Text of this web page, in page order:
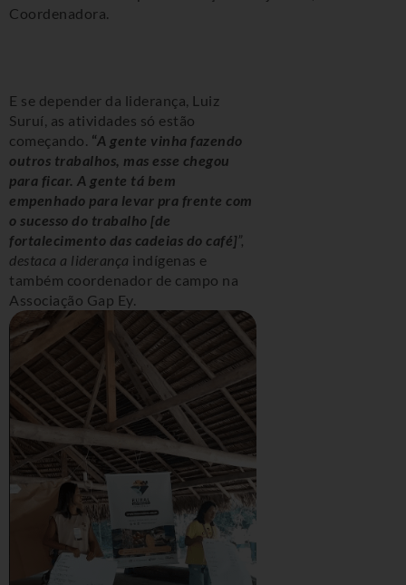
Coordenadora.
E se depender da liderança, Luiz
Suruí, as atividades só estão
começando. “A gente vinha fazendo
outros trabalhos, mas esse chegou
para ficar. A gente tá bem
empenhado para levar pra frente com
o sucesso do trabalho [de
fortalecimento das cadeias do café]”,
destaca a liderança indígenas e
também coordenador de campo na
Associação Gap Ey.